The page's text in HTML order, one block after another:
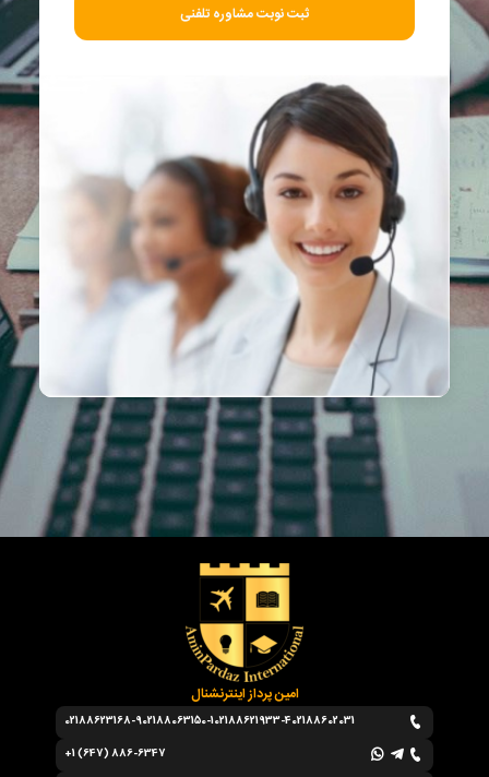
ثبت نوبت مشاوره تلفنی
امین پرداز اینترنشنال
02188623168-902188063150-102188621933-402188602031
+1 (647) 886-6347